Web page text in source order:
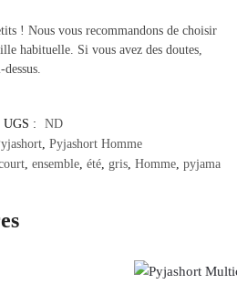
! Nous vous recommandons de choisir
habituelle. Si vous avez des doutes,
UGS :
ND
, Pyjashort Homme
, ensemble, été, gris, Homme, pyjama